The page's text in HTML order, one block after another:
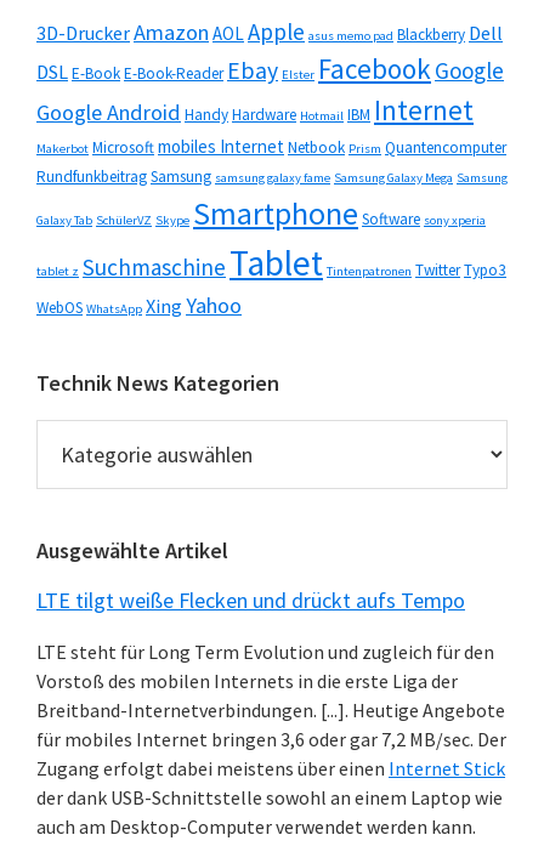
3D-DruckerAmazon AOLApple asus memo pad Blackberry Dell
DSLE-BookE-Book-Reader Ebay Elster FacebookGoogle
Google Android HandyHardware Hotmail IBM Internet
Makerbot Microsoftmobiles InternetNetbook Prism Quantencomputer
RundfunkbeitragSamsung samsung galaxy fame Samsung Galaxy Mega Samsung
Galaxy Tab SchülerVZ Skype Smartphone Software sony xperia
tablet z Suchmaschine Tablet Tintenpatronen TwitterTypo3
WebOS WhatsApp XingYahoo
Technik News Kategorien
News
Kategorien
Ausgewählte Artikel
LTE tilgt weiße Flecken und drückt aufs Tempo
LTE steht für Long Term Evolution und zugleich für den
Vorstoß des mobilen Internets in die erste Liga der
Breitband-Internetverbindungen. [...]. Heutige Angebote
für mobiles Internet bringen 3,6 oder gar 7,2 MB/sec. Der
Zugang erfolgt dabei meistens über einen Internet Stick
der dank USB-Schnittstelle sowohl an einem Laptop wie
auch am Desktop-Computer verwendet werden kann.